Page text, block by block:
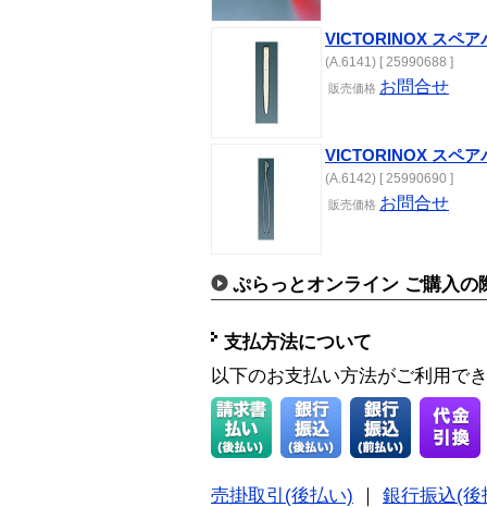
VICTORINOX スペア
(A.6141) [ 25990688 ]
販売価格 お問合せ
VICTORINOX スペア
(A.6142) [ 25990690 ]
販売価格 お問合せ
ぷらっとオンライン ご購入の
支払方法について
以下のお支払い方法がご利用で
売掛取引(後払い) 銀行振込(後